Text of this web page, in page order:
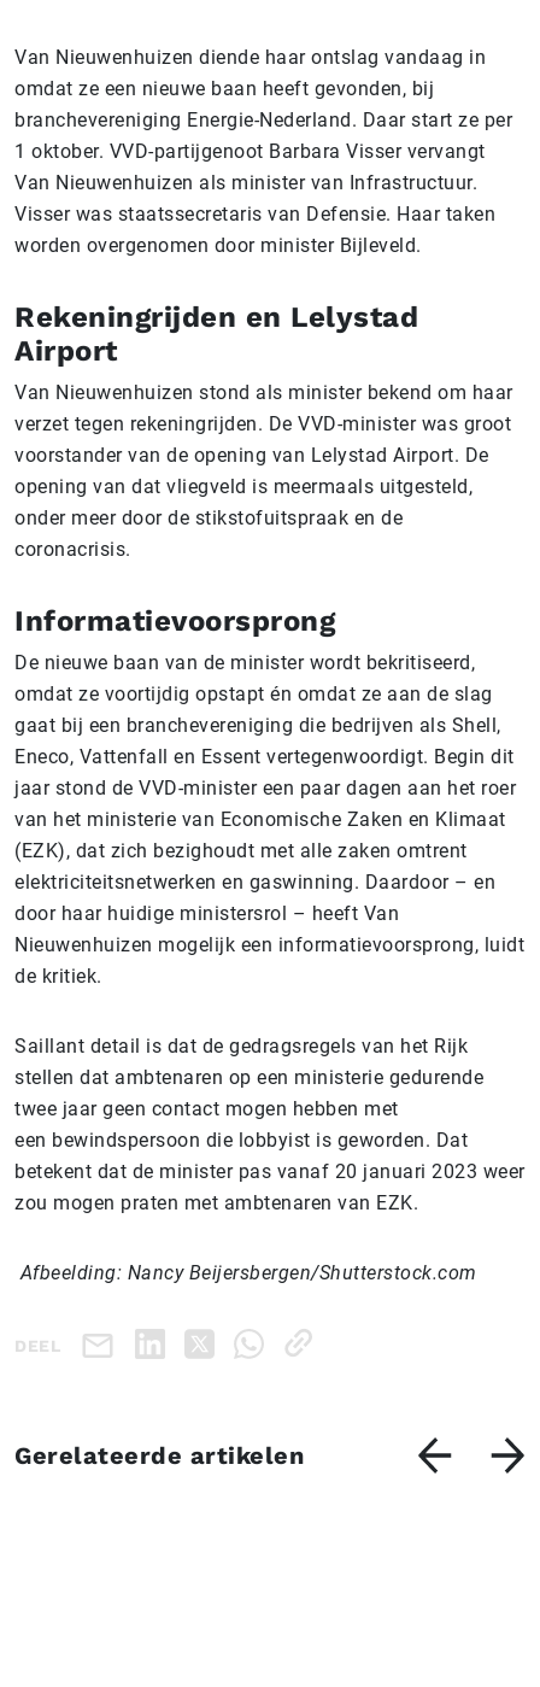
Van Nieuwenhuizen diende haar ontslag vandaag in
omdat ze een nieuwe baan heeft gevonden, bij
branchevereniging Energie-Nederland. Daar start ze per
1 oktober. VVD-partijgenoot Barbara Visser vervangt
Van Nieuwenhuizen als minister van Infrastructuur.
Visser was staatssecretaris van Defensie. Haar taken
worden overgenomen door minister Bijleveld.
Rekeningrijden en Lelystad
Airport
Van Nieuwenhuizen stond als minister bekend om haar
verzet tegen rekeningrijden. De VVD-minister was groot
voorstander van de opening van Lelystad Airport. De
opening van dat vliegveld is meermaals uitgesteld,
onder meer door de stikstofuitspraak en de
coronacrisis.
Informatievoorsprong
De nieuwe baan van de minister wordt bekritiseerd,
omdat ze voortijdig opstapt én omdat ze aan de slag
gaat bij een branchevereniging die bedrijven als Shell,
Eneco, Vattenfall en Essent vertegenwoordigt. Begin dit
jaar stond de VVD-minister een paar dagen aan het roer
van het ministerie van Economische Zaken en Klimaat
(EZK), dat zich bezighoudt met alle zaken omtrent
elektriciteitsnetwerken en gaswinning. Daardoor – en
door haar huidige ministersrol – heeft Van
Nieuwenhuizen mogelijk een informatievoorsprong, luidt
de kritiek.
Saillant detail is dat de gedragsregels van het Rijk
stellen dat ambtenaren op een ministerie gedurende
twee jaar geen contact mogen hebben met
een bewindspersoon die lobbyist is geworden. Dat
betekent dat de minister pas vanaf 20 januari 2023 weer
zou mogen praten met ambtenaren van EZK.
Afbeelding: Nancy Beijersbergen/Shutterstock.com
DEEL
Gerelateerde artikelen